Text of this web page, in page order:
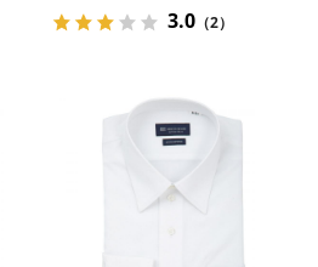
3.0 （2）